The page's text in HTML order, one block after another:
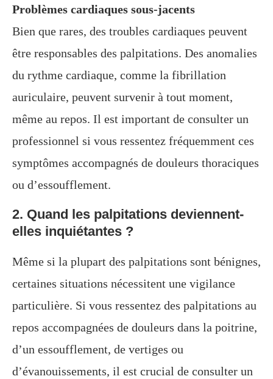
Problèmes cardiaques sous-jacents
Bien que rares, des troubles cardiaques peuvent
être responsables des palpitations. Des anomalies
du rythme cardiaque, comme la fibrillation
auriculaire, peuvent survenir à tout moment,
même au repos. Il est important de consulter un
professionnel si vous ressentez fréquemment ces
symptômes accompagnés de douleurs thoraciques
ou d’essoufflement.
2. Quand les palpitations deviennent-
elles inquiétantes ?
Même si la plupart des palpitations sont bénignes,
certaines situations nécessitent une vigilance
particulière. Si vous ressentez des palpitations au
repos accompagnées de douleurs dans la poitrine,
d’un essoufflement, de vertiges ou
d’évanouissements, il est crucial de consulter un